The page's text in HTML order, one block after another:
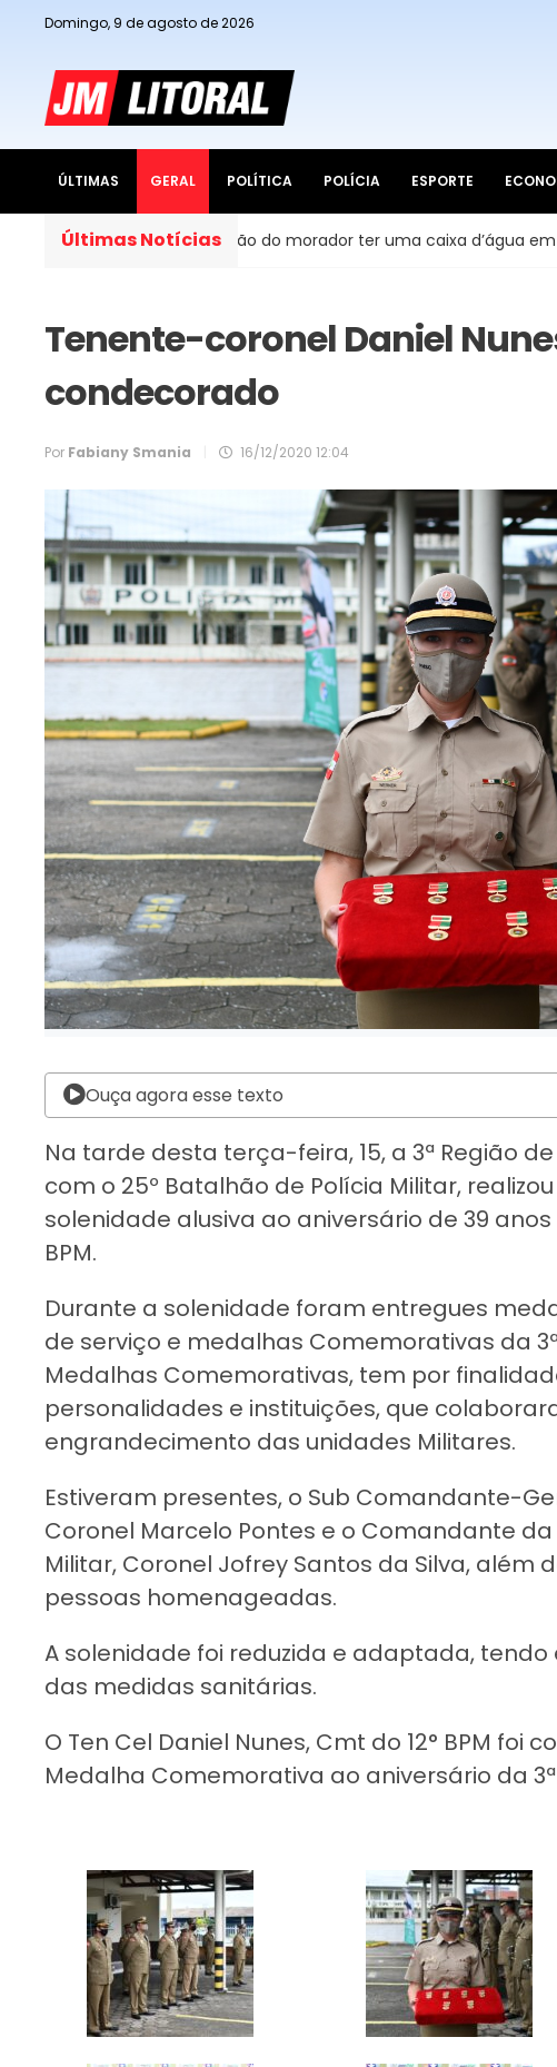
Domingo, 9 de agosto de 2026
ÚLTIMAS GERAL POLÍTICA POLÍCIA ESPORTE
Últimas Notícias
é obrigação do morador ter uma caixa d’água em casa?
Tenente-coronel Daniel
condecorado
Por Fabiany Smania 16/12/2020 12:04
Ouça agora esse texto
Na tarde desta terça-feira, 15, a 3ª Região
com o 25º Batalhão de Polícia Militar,
solenidade alusiva ao aniversário de 39 anos
BPM.
Durante a solenidade foram entregues
de serviço e medalhas Comemorativas da 3ª
Medalhas Comemorativas, tem por
personalidades e instituições, que
engrandecimento das unidades Militares.
Estiveram presentes, o Sub Comandante-
Coronel Marcelo Pontes e o Comandante da
Militar, Coronel Jofrey Santos da Silva, além
pessoas homenageadas.
A solenidade foi reduzida e adaptada,
das medidas sanitárias.
O Ten Cel Daniel Nunes, Cmt do 12° BPM foi
Medalha Comemorativa ao aniversário da